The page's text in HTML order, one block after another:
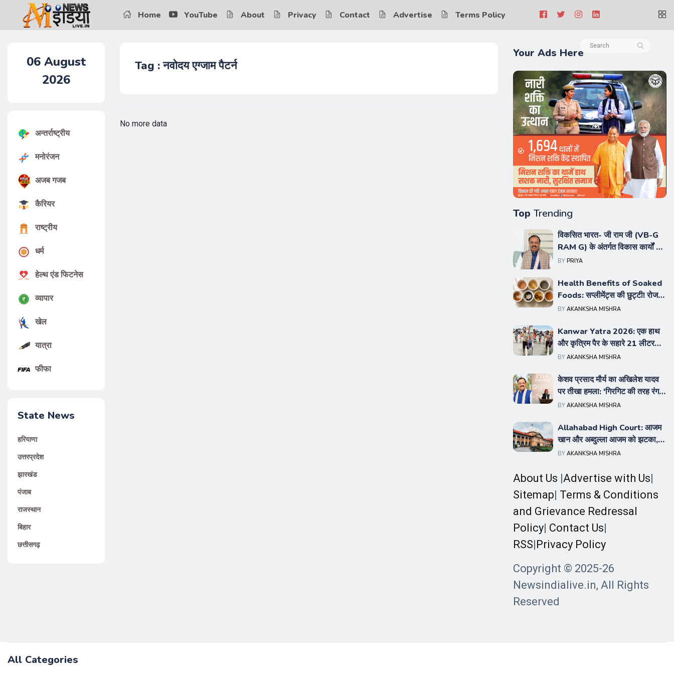
Home YouTube About Privacy Contact Advertise Terms Policy
06 August
2026
अन्तर्राष्ट्रीय
मनोरंजन
अजब गजब
कैरियर
राष्ट्रीय
धर्म
हेल्थ एंड फिटनेस
व्यापार
खेल
यात्रा
फीफा
State News
हरियाणा
उत्तरप्रदेश
झारखंड
पंजाब
राजस्थान
बिहार
छत्तीसगढ़
Tag : नवोदय एग्जाम पैटर्न
No more data
Your Ads Here
Top Trending
विकसित भारत- जी राम जी (VB-G
RAM G) के अंतर्गत विकास कार्यों का
कराया जाए ड्रोन तकनीक से सटीक
प्रसाद मौर्य
BY PRIYA
Health Benefits of Soaked
Foods: सप्लीमेंट्स की छुट्टी! रोज
सुबह खाली पेट खाएं ये 8 चीजें, सेहत
BY AKANKSHA MISHRA
Kanwar Yatra 2026: एक हाथ
और कृत्रिम पैर के सहारे 21 लीटर
गंगाजल लेकर निकले हापुड़ के गौरव
BY AKANKSHA MISHRA
केशव प्रसाद मौर्य का अखिलेश यादव
पर तीखा हमला: 'गिरगिट की तरह रंग
बदलता है सपा का PDA फॉर्मूला
BY AKANKSHA MISHRA
Allahabad High Court: आजम
खान और अब्दुल्ला आजम को झटका,
जज ने ड्यूल पैन कार्ड मामले की
BY AKANKSHA MISHRA
About Us Advertise with Us
Sitemap Terms & Conditions
and Grievance Redressal
Policy Contact Us
RSS Privacy Policy
Copyright © 2025-26
Newsindialive.in, All Rights
Reserved
All Categories